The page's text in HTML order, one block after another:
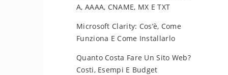
A, AAAA, CNAME, MX E TXT
Microsoft Clarity: Cos’è, Come
Funziona E Come Installarlo
Quanto Costa Fare Un Sito Web?
Costi, Esempi E Budget